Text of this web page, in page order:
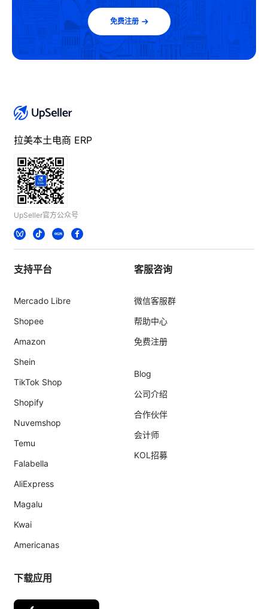
免费注册
拉美本土电商 ERP
UpSeller官方公众号
支持平台
Mercado Libre
Shopee
Amazon
Shein
TikTok Shop
Shopify
Nuvemshop
Temu
Falabella
AliExpress
Magalu
Kwai
Americanas
客服咨询
微信客服群
帮助中心
免费注册
Blog
公司介绍
合作伙伴
会计师
KOL招募
下载应用